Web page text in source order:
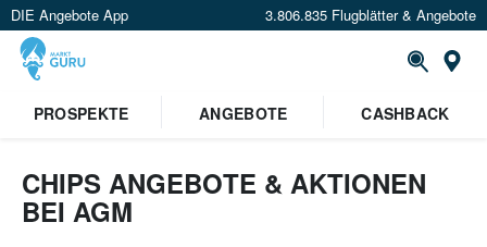
DIE Angebote App 3.806.835 Flugblätter & Angebote
PROSPEKTE ANGEBOTE CASHBACK
CHIPS ANGEBOTE & AKTIONEN
BEI AGM